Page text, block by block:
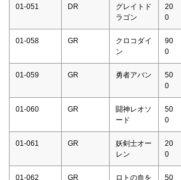
01-051 DR
グレイトド
ラゴン
20
0
01-058 GR
クロコダイ
ン
90
0
01-059 GR 勇者アバン
50
0
01-060 GR
闘神レオソ
ード
50
0
01-061 GR
妖剣士オー
レン
20
0
01-062 GR
ロトの血を
50